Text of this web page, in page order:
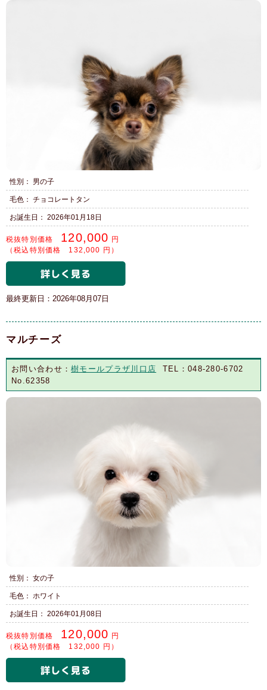
性別： 男の子
毛色： チョコレートタン
お誕生日： 2026年01月18日
税抜特別価格 120,000 円
（税込特別価格 132,000 円）
最終更新日：2026年08月07日
マルチーズ
お問い合わせ：樹モールプラザ川口店 TEL：048-280-6702
No.62358
性別： 女の子
毛色： ホワイト
お誕生日： 2026年01月08日
税抜特別価格 120,000
円
（税込特別価格 132,000 円）